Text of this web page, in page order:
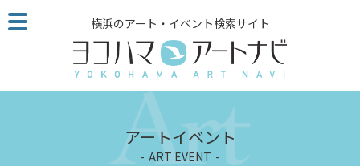
こ
の
ジ
横浜のアート・イベント検索サイト
アートイベント
ART EVENT